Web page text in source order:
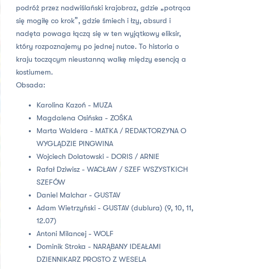
podróż przez nadwiślański krajobraz, gdzie „potrąca
się mogiłę co krok”, gdzie śmiech i łzy, absurd i
nadęta powaga łączą się w ten wyjątkowy eliksir,
który rozpoznajemy po jednej nutce. To historia o
kraju toczącym nieustanną walkę między esencją a
kostiumem.
Obsada:
Karolina Kazoń - MUZA
Magdalena Osińska - ZOŚKA
Marta Waldera - MATKA / REDAKTORZYNA O
WYGLĄDZIE PINGWINA
Wojciech Dolatowski - DORIS / ARNIE
Rafał Dziwisz - WACŁAW / SZEF WSZYSTKICH
SZEFÓW
Daniel Malchar - GUSTAV
Adam Wietrzyński - GUSTAV (dublura) (9, 10, 11,
12.07)
Antoni Milancej - WOLF
Dominik Stroka - NARĄBANY IDEAŁAMI
DZIENNIKARZ PROSTO Z WESELA